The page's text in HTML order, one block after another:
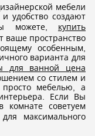
мебели
удобство создают
можете, купить
ваше пространство
особенным,
варианта для
для ванной цена
со стилем и
просто мебелью, а
Если Вы
комнате советуем
для максимального